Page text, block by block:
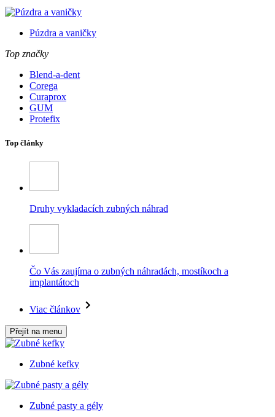
Púzdra a vaničky
Top značky
Blend-a-dent
Corega
Curaprox
GUM
Protefix
Top články
Druhy vykladacích zubných náhrad
Čo Vás zaujíma o zubných náhradách, mostíkoch a
implantátoch
Viac článkov
Přejít na menu
Zubné kefky
Zubné pasty a gély